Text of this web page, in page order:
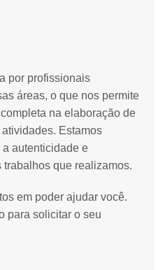
por profissionais
áreas, o que nos permite
na elaboração de
Estamos
autenticidade e
que realizamos.
em poder ajudar você.
para solicitar o seu